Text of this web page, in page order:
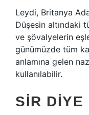
Leydi, Britanya
Düşesin altındaki
ve şövalyelerin
günümüzde tüm
anlamına gelen
kullanılabilir.
SIR DIYE